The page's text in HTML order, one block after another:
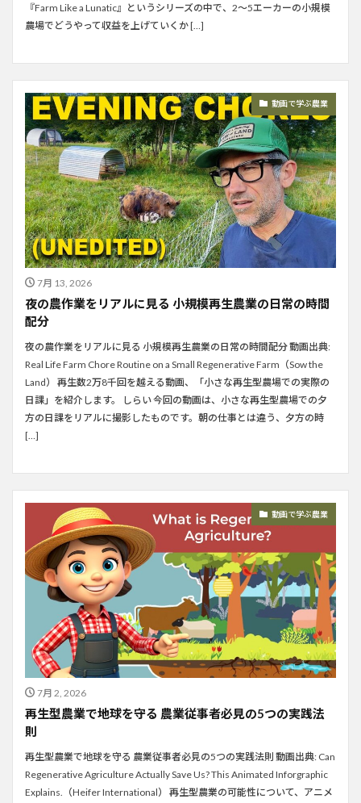
『Farm Like a Lunatic』というシリーズの中で、2〜5エーカーの小規模
農場でどうやって収益を上げていくか […]
動画で学ぶ農業
7月 13, 2026
夜の農作業をリアルに見る 小規模再生農業の日常の時間
配分
夜の農作業をリアルに見る 小規模再生農業の日常の時間配分 動画出典:
Real Life Farm Chore Routine on a Small Regenerative Farm（Sow the
Land） 再生数2万8千回を越える動画、「小さな再生型農場での実際の
日課」を紹介します。 しらい 今回の動画は、小さな再生型農場での夕
方の日課をリアルに撮影したものです。朝の仕事とは違う、夕方の時
[…]
動画で学ぶ農業
7月 2, 2026
再生型農業で地球を守る 農業従事者必見の5つの実践法
則
再生型農業で地球を守る 農業従事者必見の5つの実践法則 動画出典: Can
Regenerative Agriculture Actually Save Us? This Animated Inforgraphic
Explains.（Heifer International） 再生型農業の可能性について、アニメ